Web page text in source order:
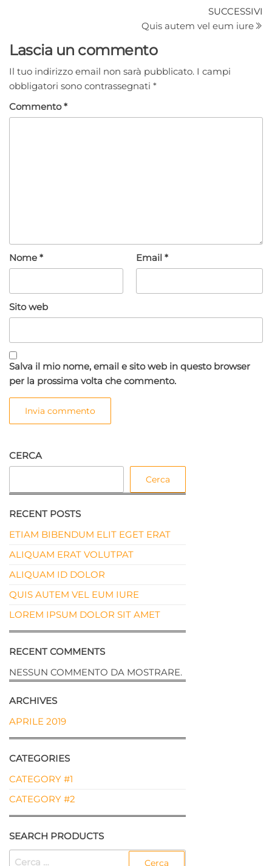
SUCCESSIVI
Quis autem vel eum iure
Lascia un commento
Il tuo indirizzo email non sarà pubblicato. I campi
obbligatori sono contrassegnati *
Commento*
Nome * Email *
Sito web
Salva il mio nome, email e sito web in questo browser
per la prossima volta che commento.
CERCA
Cerca
RECENT POSTS
ETIAM BIBENDUM ELIT EGET ERAT
ALIQUAM ERAT VOLUTPAT
ALIQUAM ID DOLOR
QUIS AUTEM VEL EUM IURE
LOREM IPSUM DOLOR SIT AMET
RECENT COMMENTS
NESSUN COMMENTO DA MOSTRARE.
ARCHIVES
APRILE 2019
CATEGORIES
CATEGORY #1
CATEGORY #2
SEARCH PRODUCTS
RICERCA